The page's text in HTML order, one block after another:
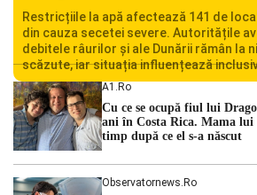
Restricțiile la apă afectează 141 de
din cauza secetei severe. Autoritățile
debitele râurilor și ale Dunării rămân la
scăzute, iar situația influențează
Centralei Nucleare de la Cernavodă.
cu una dintre cele mai dificile perioade
hidrologic din ultimii ani. Lipsa […]
A1.ro
Cu ce se ocupă fiul lui
ani în Costa Rica. Mama
timp după ce el s-a născut
Observatornews.ro